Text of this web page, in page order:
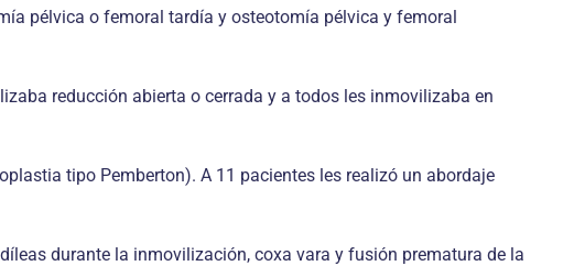
pélvica o femoral tardía y osteotomía pélvica y femoral
reducción abierta o cerrada y a todos les inmovilizaba en
tipo Pemberton). A 11 pacientes les realizó un abordaje
durante la inmovilización, coxa vara y fusión prematura de la